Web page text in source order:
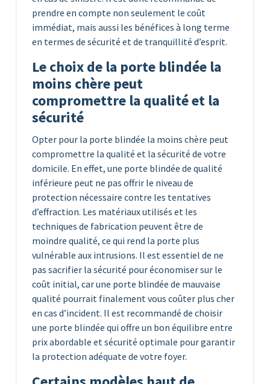
prendre en compte non seulement le coût
immédiat, mais aussi les bénéfices à long terme
en termes de sécurité et de tranquillité d’esprit.
Le choix de la porte blindée la
moins chère peut
compromettre la qualité et la
sécurité
Opter pour la porte blindée la moins chère peut
compromettre la qualité et la sécurité de votre
domicile. En effet, une porte blindée de qualité
inférieure peut ne pas offrir le niveau de
protection nécessaire contre les tentatives
d’effraction. Les matériaux utilisés et les
techniques de fabrication peuvent être de
moindre qualité, ce qui rend la porte plus
vulnérable aux intrusions. Il est essentiel de ne
pas sacrifier la sécurité pour économiser sur le
coût initial, car une porte blindée de mauvaise
qualité pourrait finalement vous coûter plus cher
en cas d’incident. Il est recommandé de choisir
une porte blindée qui offre un bon équilibre entre
prix abordable et sécurité optimale pour garantir
la protection adéquate de votre foyer.